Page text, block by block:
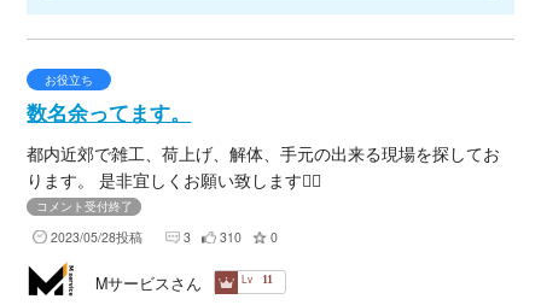
お役立ち
数名余ってます。
都内近郊で雑工、荷上げ、解体、手元の出来る現場を探してお
ります。 是非宜しくお願い致します🙇‍♂️
コメント受付終了
2023/05/28投稿 3 310 0
Mサービスさん Lv 11